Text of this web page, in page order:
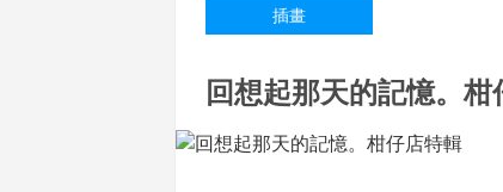
插畫
回想起那天的記憶。柑